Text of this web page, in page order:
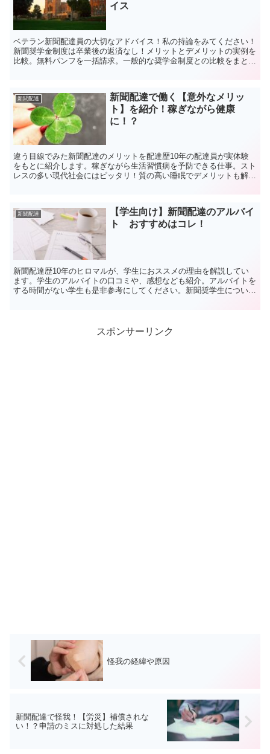
イス
ベテラン新聞配達員の大切なアドバイス！私の持論をみてください！
新聞奨学金制度は卒業後の返済なし！メリットとデメリットの実例を
比較。無料パンフを一括請求。一般的な奨学金制度との比較をまと
新聞配達
新聞配達で働く【意外なメリッ
ト】を紹介！稼ぎながら健康
に！？
違う目線でみた新聞配達のメリットを配達歴10年の配達員が実体験
をもとに紹介します。稼ぎながら生活習慣病を予防できる仕事。スト
レスの多い現代社会にはピッタリ！質の高い睡眠でデメリットも解
新聞配達
【学生向け】新聞配達のアルバイ
ト おすすめはコレ！
新聞配達歴10年のヒロマルが、学生におススメの理由を解説してい
ます。学生のアルバイトの口コミや、感想なども紹介。アルバイトを
する時間がない学生も是非参考にしてください。新聞奨学生について
スポンサーリンク
怪我の経緯や原因
新聞配達で怪我！【労災】補償されな
い！？申請のミスに対処した結果